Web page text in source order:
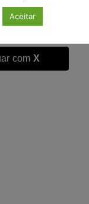
comGoogle
com X
Aceitar